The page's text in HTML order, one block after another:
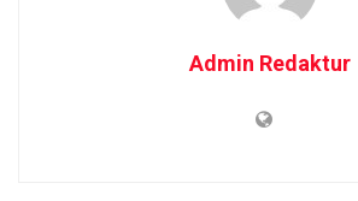
Admin Redaktur